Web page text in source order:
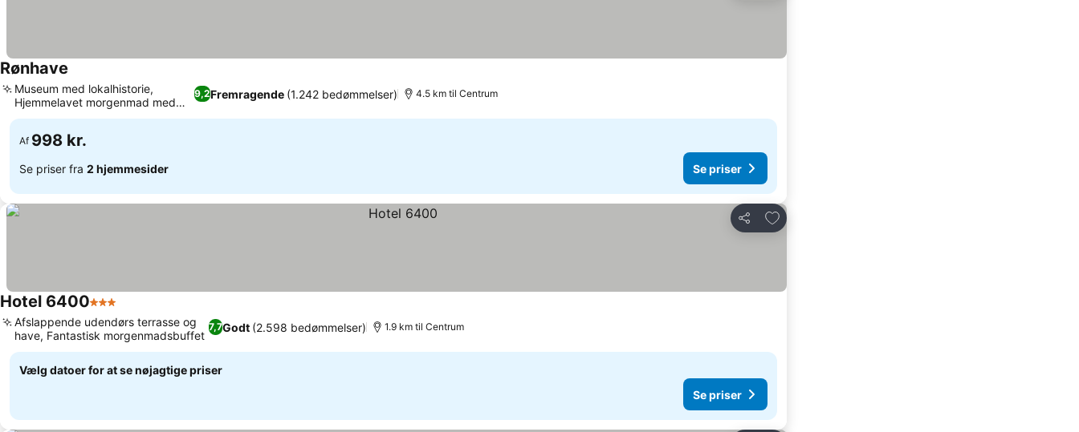
Rønhave
9,2Fremragende (1.242 bedømmelser)
Museum med lokalhistorie,
Hjemmelavet morgenmad med
lokale råvarer
4.5 km til Centrum
Af 998 kr.
Se priser fra 2 hjemmesider Se priser
Del
Føj til favoritter
Hotel 64003 Stjerner
7,7Godt (2.598 bedømmelser)
Afslappende udendørs terrasse og
have, Fantastisk morgenmadsbuffet
1.9 km til Centrum
Vælg datoer for at se nøjagtige priser
Se priser